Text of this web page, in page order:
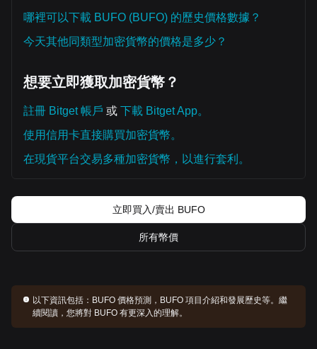
哪裡可以下載 BUFO (BUFO) 的歷史價格數據？
今天其他同類型加密貨幣的價格是多少？
想要立即獲取加密貨幣？
註冊 Bitget 帳戶 或 下載 Bitget App。
使用信用卡直接購買加密貨幣。
在現貨平台交易多種加密貨幣，以進行套利。
立即買入/賣出 BUFO
所有幣價
以下資訊包括： BUFO 價格預測，BUFO 項目介紹和發展歷史等。繼
續閱讀，您將對 BUFO 有更深入的理解。